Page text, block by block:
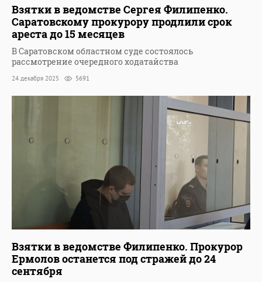
Взятки в ведомстве Сергея Филипенко.
Саратовскому прокурору продлили срок
ареста до 15 месяцев
В Саратовском областном суде состоялось
рассмотрение очередного ходатайства
24 декабря 2025 5691
Взятки в ведомстве Филипенко. Прокурор
Ермолов останется под стражей до 24
сентября